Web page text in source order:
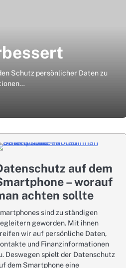
Schutz persönlicher Daten zu
auf dem
– worauf
achten sollte
sind zu ständigen
geworden. Mit ihnen
wir auf persönliche Daten,
und Finanzinformationen
Deswegen spielt der Datenschutz
dem Smartphone eine